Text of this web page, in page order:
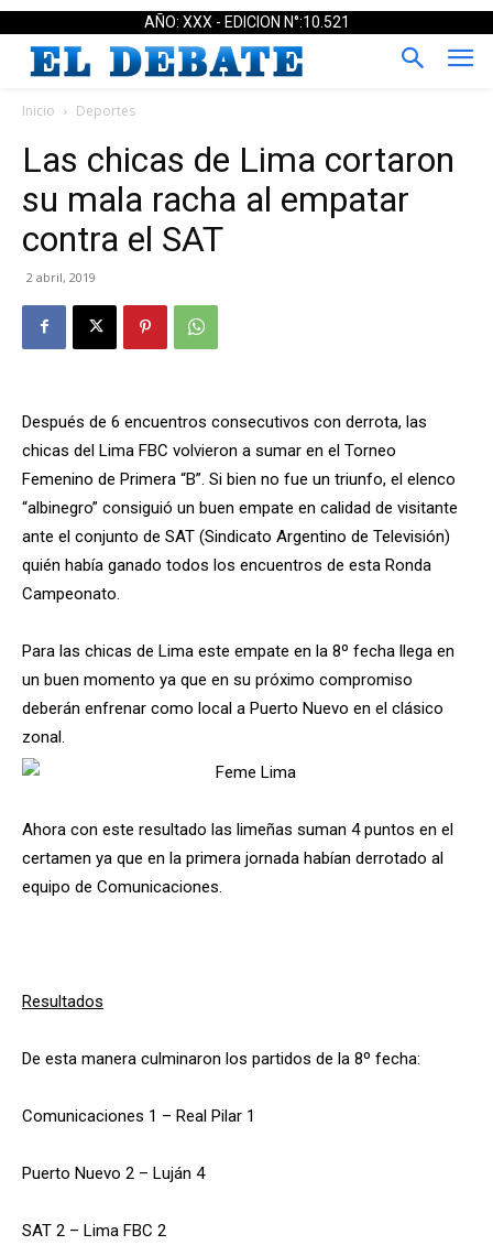
AÑO: XXX - EDICION N°:10.521
Inicio Deportes
Las chicas de Lima cortaron
su mala racha al empatar
contra el SAT
2 abril, 2019
Después de 6 encuentros consecutivos con derrota, las
chicas del Lima FBC volvieron a sumar en el Torneo
Femenino de Primera “B”. Si bien no fue un triunfo, el elenco
“albinegro” consiguió un buen empate en calidad de visitante
ante el conjunto de SAT (Sindicato Argentino de Televisión)
quién había ganado todos los encuentros de esta Ronda
Campeonato.
Para las chicas de Lima este empate en la 8º fecha llega en
un buen momento ya que en su próximo compromiso
deberán enfrenar como local a Puerto Nuevo en el clásico
zonal.
Ahora con este resultado las limeñas suman 4 puntos en el
certamen ya que en la primera jornada habían derrotado al
equipo de Comunicaciones.
Resultados
De esta manera culminaron los partidos de la 8º fecha:
Comunicaciones 1 – Real Pilar 1
Puerto Nuevo 2 – Luján 4
SAT 2 – Lima FBC 2